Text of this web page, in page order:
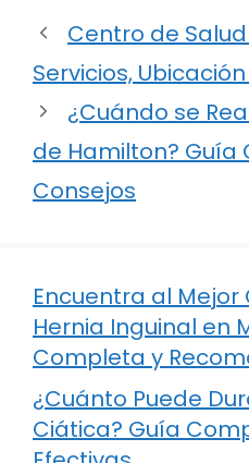
Centro de
Servicios,
¿Cuándo se
de Hamilton? Guía
Consejos
Encuentra al
Hernia Inguinal en
Completa y
¿Cuánto Puede
Ciática? Guía